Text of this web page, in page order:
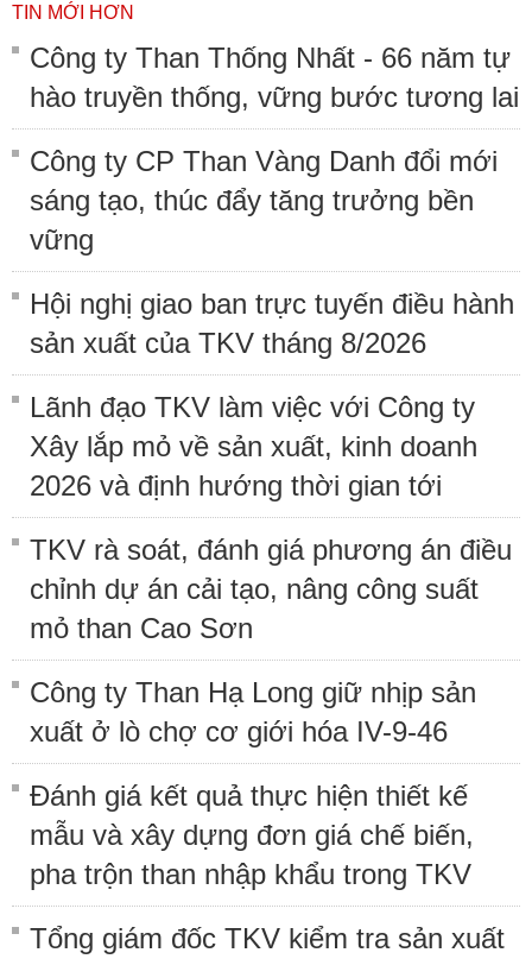
TIN MỚI HƠN
Công ty Than Thống Nhất - 66 năm tự
hào truyền thống, vững bước tương lai
Công ty CP Than Vàng Danh đổi mới
sáng tạo, thúc đẩy tăng trưởng bền
vững
Hội nghị giao ban trực tuyến điều hành
sản xuất của TKV tháng 8/2026
Lãnh đạo TKV làm việc với Công ty
Xây lắp mỏ về sản xuất, kinh doanh
2026 và định hướng thời gian tới
TKV rà soát, đánh giá phương án điều
chỉnh dự án cải tạo, nâng công suất
mỏ than Cao Sơn
Công ty Than Hạ Long giữ nhịp sản
xuất ở lò chợ cơ giới hóa IV-9-46
Đánh giá kết quả thực hiện thiết kế
mẫu và xây dựng đơn giá chế biến,
pha trộn than nhập khẩu trong TKV
Tổng giám đốc TKV kiểm tra sản xuất